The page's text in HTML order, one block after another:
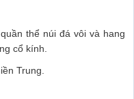
thể núi đá vôi và hang
cổ kính.
Trung.